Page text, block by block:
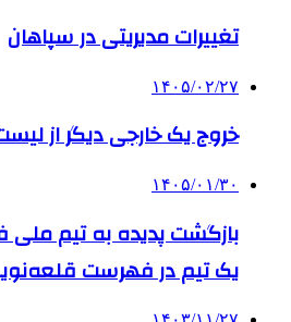
تغییرات مدیریتی در سپاهان
۱۴۰۵/۰۲/۲۷
خروج یک خارجی دیگر از
۱۴۰۵/۰۱/۳۰
بازگشت پدیده به تیم
یک تیم در فهرست